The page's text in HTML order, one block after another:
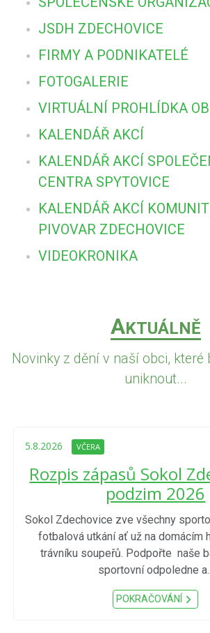
JSDH ZDECHOVICE
FIRMY A PODNIKATELÉ
FOTOGALERIE
VIRTUÁLNÍ PROHLÍDKA
KALENDÁŘ AKCÍ
KALENDÁŘ AKCÍ
CENTRA SPYTOVICE
KALENDÁŘ AKCÍ
PIVOVAR ZDECHOVICE
VIDEOKRONIKA
AKTUÁLNĚ
Novinky z dění v naší obci, které
uniknout...
5.8.2026 VČERA
Rozpis zápasů Sokol
podzim 2026
Sokol Zdechovice zve všechny
fotbalová utkání ať už na domácím
trávníku soupeřů. Podpořte naše
sportovní odpoledne
POKRAČOVÁNÍ